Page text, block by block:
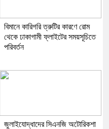
বিমানে কারিগরি ত্রুটির কারণে রোম
থেকে ঢাকাগামী ফ্লাইটের সময়সূচিতে
পরিবর্তন
জুলাইযোদ্ধাদের সিএনজি অটোরিকশা